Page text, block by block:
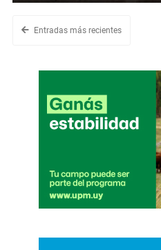
Entradas más recientes